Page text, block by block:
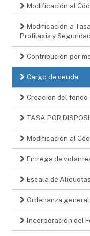
Modificación al
Modificación a
Profilaxis y Seguridad
Contribución por
Cargo de deuda
Creacion del
TASA POR
Modificación al
Entrega de
Escala de
Ordenanza
lncorporación del